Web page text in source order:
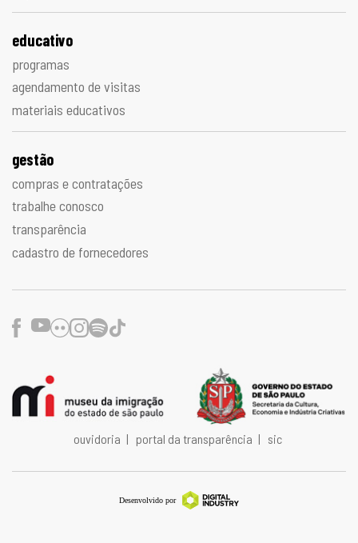
educativo
programas
agendamento de visitas
materiais educativos
gestão
compras e contratações
trabalhe conosco
transparência
cadastro de fornecedores
Facebook
Youtube
FlickrInstagram
Spotify
TikTok
ouvidoria | portal da transparência | sic